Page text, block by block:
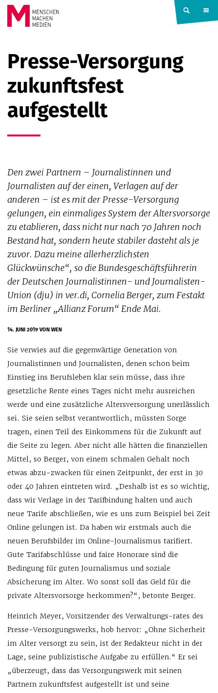
Springe zum Inhalt
MACHEN
MEDIEN
Presse-Versorgung
zukunftsfest
aufgestellt
Den zwei Partnern – Journalistinnen und
Journalisten auf der einen, Verlagen auf der
anderen – ist es mit der Presse-Versorgung
gelungen, ein einmaliges System der Altersvorsorge
zu etablieren, dass nicht nur nach 70 Jahren noch
Bestand hat, sondern heute stabiler dasteht als je
zuvor. Dazu meine allerherzlichsten
Glückwünsche“, so die Bundesgeschäftsführerin
der Deutschen Journalistinnen- und Journalisten-
Union (dju) in ver.di, Cornelia Berger, zum Festakt
im Berliner „Allianz Forum“ Ende Mai.
14. JUNI 2019VON WEN
Sie verwies auf die gegenwärtige Generation von
Journalistinnen und Journalisten, denen schon beim
Einstieg ins Berufsleben klar sein müsse, dass ihre
gesetzliche Rente eines Tages nicht mehr ausreichen
werde und eine zusätzliche Altersversorgung unerlässlich
sei. Sie seien selbst verantwortlich, müssten Sorge
tragen, einen Teil des Einkommens für die Zukunft auf
die Seite zu legen. Aber nicht alle hätten die finanziellen
Mittel, so Berger, von einem schmalen Gehalt noch
etwas abzu-zwacken für einen Zeitpunkt, der erst in 30
oder 40 Jahren eintreten wird. „Deshalb ist es so wichtig,
dass wir Verlage in der Tarifbindung halten und auch
neue Tarife abschließen, wie es uns zum Beispiel bei Zeit
Online gelungen ist. Da haben wir erstmals auch die
neuen Berufsbilder im Online-Journalismus tarifiert.
Gute Tarifabschlüsse und faire Honorare sind die
Bedingung für guten Journalismus und soziale
Absicherung im Alter. Wo sonst soll das Geld für die
private Altersvorsorge herkommen?“, betonte Berger.
Heinrich Meyer, Vorsitzender des Verwaltungs-rates des
Presse-Versorgungswerks, hob hervor: „Ohne Sicherheit
im Alter versorgt zu sein, ist der Redakteur nicht in der
Lage, seine publizistische Aufgabe zu erfüllen.“ Er sei
„überzeugt, dass das Versorgungswerk mit seinen
Partnern zukunftsfest aufgestellt ist und seine